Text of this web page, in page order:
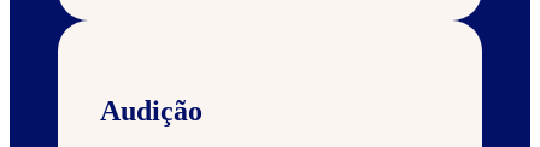
Audição